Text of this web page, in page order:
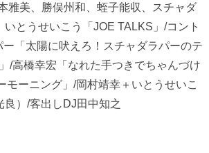
雅美、勝俣州和、蛭子能収、スチャダ
とうせいこう「JOE TALKS」/コント
「太陽に吠えろ！スチャダラパーのテ
/高橋幸宏「なれた手つきでちゃんづけ
ーニング」/岡村靖幸＋いとうせいこ
）/客出しDJ田中知之